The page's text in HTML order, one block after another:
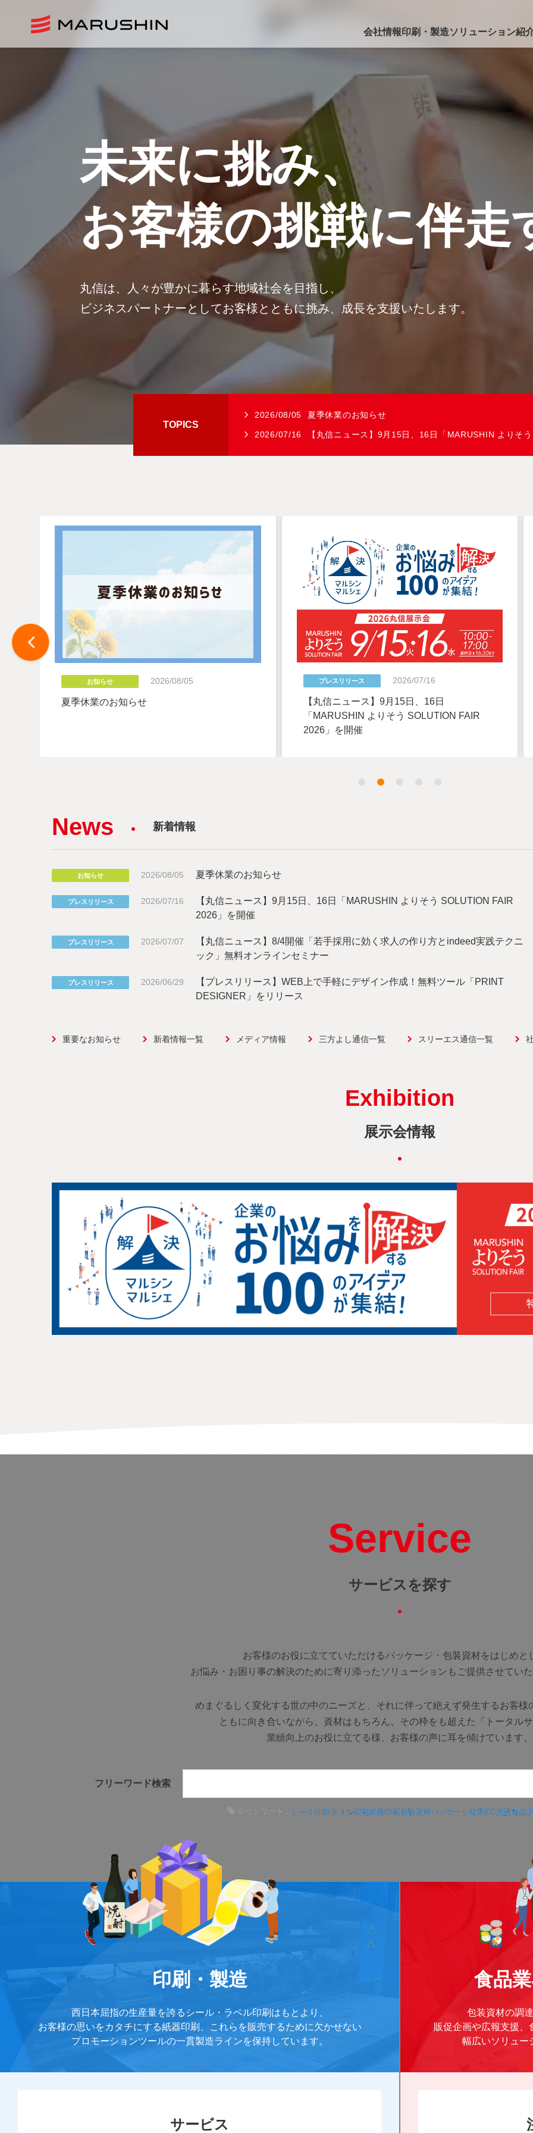
会社情報 印刷・製造ソリューション紹
未来に挑み、
お客様の挑戦に伴走
丸信は、人々が豊かに暮らす地域社会を目指し、
ビジネスパートナーとしてお客様とともに挑み、成長を支援いたします。
TOPICS
2026/08/05 夏季休業のお知らせ
2026/07/16 【丸信ニュース】9月15日、16日「MARUSHIN よりそ
お知らせ 2026/08/05
夏季休業のお知らせ
プレスリリース 2026/07/16
【丸信ニュース】9月15日、16日
「MARUSHIN よりそう SOLUTION FAIR
2026」を開催
News 新着情報
お知らせ 2026/08/05 夏季休業のお知らせ
プレスリリース 2026/07/16
【丸信ニュース】9月15日、16日「MARUSHIN よりそう SOLUTION FAIR
2026」を開催
プレスリリース 2026/07/07
【丸信ニュース】8/4開催「若手採用に効く求人の作り方とindeed実践テクニ
ック」無料オンラインセミナー
プレスリリース 2026/06/29
【プレスリリース】WEB上で手軽にデザイン作成！無料ツール「PRINT
DESIGNER」をリリース
重要なお知らせ 新着情報一覧 メディア情報 三方よし通信一覧 スリーエス通信一覧
Exhibition
展示会情報
Service
サービスを探す
お客様のお役に立てていただけるパッケージ・包装資材をはじめと
お悩み・お困り事の解決のために寄り添ったソリューションもご提供させてい
めまぐるしく変化する世の中のニーズと、それに伴って絶えず発生するお客様
ともに向き合いながら、資材はもちろん、その枠をも超えた「トータル
業績向上のお役に立てる様、お客様の声に耳を傾けています。
フリーワード検索
ホットワード：シール印刷ラベル印刷紙器印刷包装資材パッケージ提案EC支援食品
印刷・製造
西日本屈指の生産量を誇るシール・ラベル印刷はもとより、
お客様の思いをカタチにする紙器印刷、これらを販売するために欠かせない
プロモーションツールの一貫製造ラインを保持しています。
サービス
食品
包装資材の調
販促企画や広報支援、
幅広いソリュー